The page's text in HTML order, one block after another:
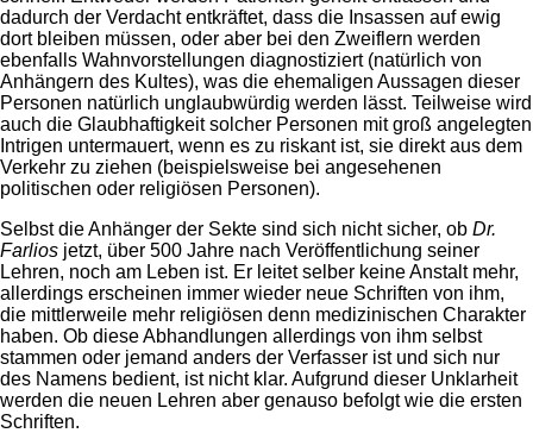
dadurch der Verdacht entkräftet, dass die Insassen auf ewig
dort bleiben müssen, oder aber bei den Zweiflern werden
ebenfalls Wahnvorstellungen diagnostiziert (natürlich von
Anhängern des Kultes), was die ehemaligen Aussagen dieser
Personen natürlich unglaubwürdig werden lässt. Teilweise wird
auch die Glaubhaftigkeit solcher Personen mit groß angelegten
Intrigen untermauert, wenn es zu riskant ist, sie direkt aus dem
Verkehr zu ziehen (beispielsweise bei angesehenen
politischen oder religiösen Personen).
Selbst die Anhänger der Sekte sind sich nicht sicher, ob Dr.
Farlios jetzt, über 500 Jahre nach Veröffentlichung seiner
Lehren, noch am Leben ist. Er leitet selber keine Anstalt mehr,
allerdings erscheinen immer wieder neue Schriften von ihm,
die mittlerweile mehr religiösen denn medizinischen Charakter
haben. Ob diese Abhandlungen allerdings von ihm selbst
stammen oder jemand anders der Verfasser ist und sich nur
des Namens bedient, ist nicht klar. Aufgrund dieser Unklarheit
werden die neuen Lehren aber genauso befolgt wie die ersten
Schriften.